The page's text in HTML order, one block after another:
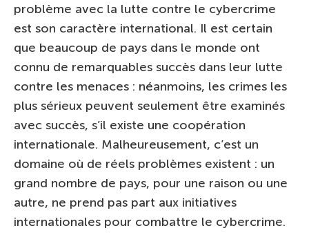
problème avec la lutte contre le cybercrime
est son caractère international. Il est certain
que beaucoup de pays dans le monde ont
connu de remarquables succès dans leur lutte
contre les menaces : néanmoins, les crimes les
plus sérieux peuvent seulement être examinés
avec succès, s’il existe une coopération
internationale. Malheureusement, c’est un
domaine où de réels problèmes existent : un
grand nombre de pays, pour une raison ou une
autre, ne prend pas part aux initiatives
internationales pour combattre le cybercrime.